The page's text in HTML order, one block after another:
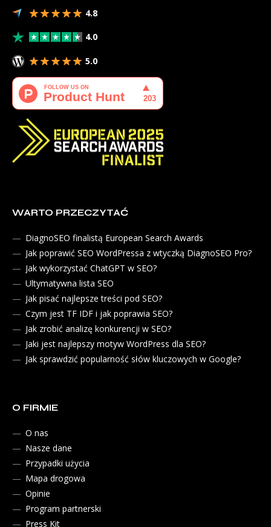
4.8
4.0
5.0
WARTO PRZECZYTAĆ
DiagnoSEO finalistą European Search Awards
Jak poprawić SEO WordPressa z wtyczką DiagnoSEO Pro?
Jak wykorzystać ChatGPT w SEO?
Ultymatywna lista SEO
Jak pisać najlepsze treści pod SEO?
Czym jest TF IDF i jak poprawia SEO?
Jak zrobić analizę konkurencji w SEO?
Jaki jest najlepszy motyw WordPress dla SEO?
Jak sprawdzić popularność słów kluczowych w Google?
O FIRMIE
O nas
Nasze dane
Przypadki użycia
Mapa drogowa
Opinie
Program partnerski
Press Kit